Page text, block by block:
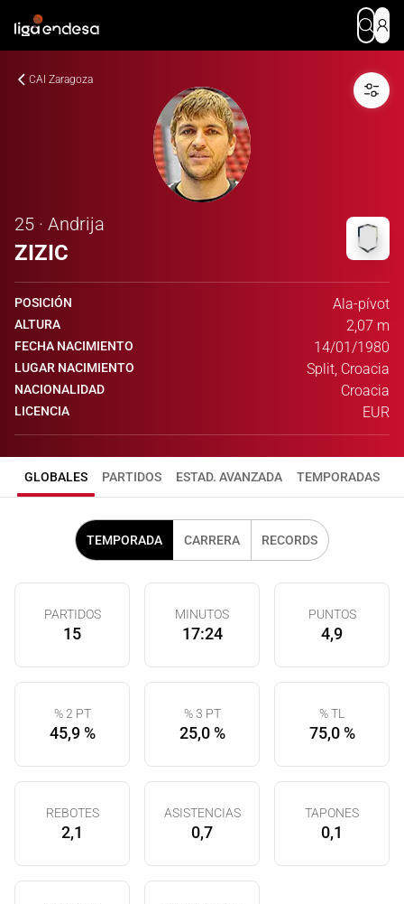
CAI Zaragoza
25 · Andrija
ZIZIC
POSICIÓN Ala-pívot
ALTURA 2,07 m
FECHA NACIMIENTO 14/01/1980
LUGAR NACIMIENTO Split, Croacia
NACIONALIDAD Croacia
LICENCIA EUR
GLOBALES PARTIDOS ESTAD. AVANZADA TEMPORADAS
TEMPORADA CARRERA RECORDS
PARTIDOS
15
MINUTOS
17:24
PUNTOS
4,9
% 2 PT
45,9 %
% 3 PT
25,0 %
% TL
75,0 %
REBOTES
2,1
ASISTENCIAS
0,7
TAPONES
0,1